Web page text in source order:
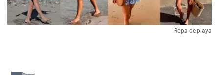
Ropa de playa